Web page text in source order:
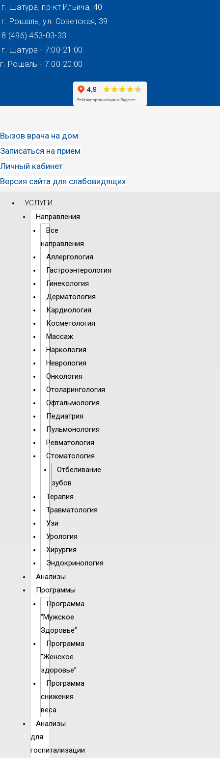
Перейти
г. Шатура, пр-кт Ильича, 40
г. Рошаль, ул. Советская, 39
8 (496) 453-03-33
г. Шатура - 7:00-21:00
г. Рошаль - 7.00-20:00
Вызов врача на дом
Записаться на прием
Личный кабинет
Версия сайта для слабовидящих
УСЛУГИ
Направления
Все
направления
Аллергология
Гастроэнтерология
Гинекология
Дерматология
Кардиология
Косметология
Массаж
Наркология
Неврология
Онкология
Отоларингология
Офтальмология
Педиатрия
Пульмонология
Ревматология
Стоматология
Отбеливание
зубов
Терапия
Травматология
Узи
Урология
Хирургия
Эндокринология
Анализы
Программы
Программа
“Мужское
Здоровье”
Программа
“Женское
здоровье”
Программа
снижения
веса
Анализы
для
госпитализации